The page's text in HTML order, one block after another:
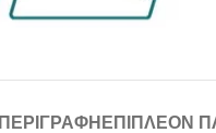
ΠΕΡΙΓΡΑΦΉ ΕΠΙΠΛΈΟΝ